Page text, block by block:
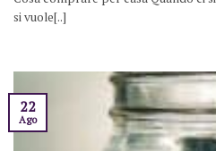
si vuole[..]
22
Ago